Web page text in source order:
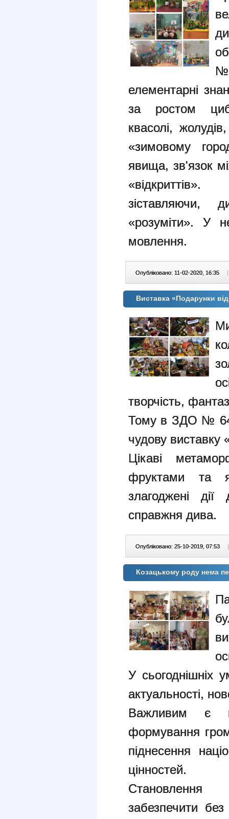
елементарні
за ростом
квасолі,
«зимовому
явища, зв'язок
зіставляючи,
«розуміти». У
мовлення.
Опубліковано: 11-02-2020, 16:35 |
Виставка «Подарунки
творчість,
Тому в ЗДО № 64
чудову виставку
Цікаві
фруктами та
злагоджені
справжня дива.
Опубліковано: 25-10-2019, 07:53 |
Козацькому роду нема
У сьогоднішніх
актуальності,
Важливим є
формування
піднесення
цінностей.
забезпечити